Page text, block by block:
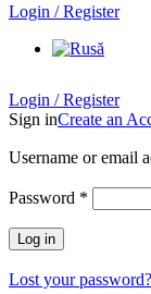
Login / Register
Login / Register
Sign inCreate an
Username or email
Password *
Log in
Lost your password?